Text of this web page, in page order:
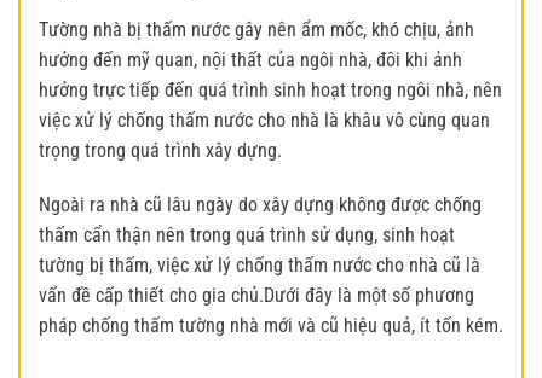
Tường nhà bị thấm nước gây nên ẩm mốc, khó chịu, ảnh
hưởng đến mỹ quan, nội thất của ngôi nhà, đôi khi ảnh
hưởng trực tiếp đến quá trình sinh hoạt trong ngôi nhà, nên
việc xử lý chống thấm nước cho nhà là khâu vô cùng quan
trọng trong quá trình xây dựng.
Ngoài ra nhà cũ lâu ngày do xây dựng không được chống
thấm cẩn thận nên trong quá trình sử dụng, sinh hoạt
tường bị thấm, việc xử lý chống thấm nước cho nhà cũ là
vấn đề cấp thiết cho gia chủ.Dưới đây là một số phương
pháp chống thấm tường nhà mới và cũ hiệu quả, ít tốn kém.